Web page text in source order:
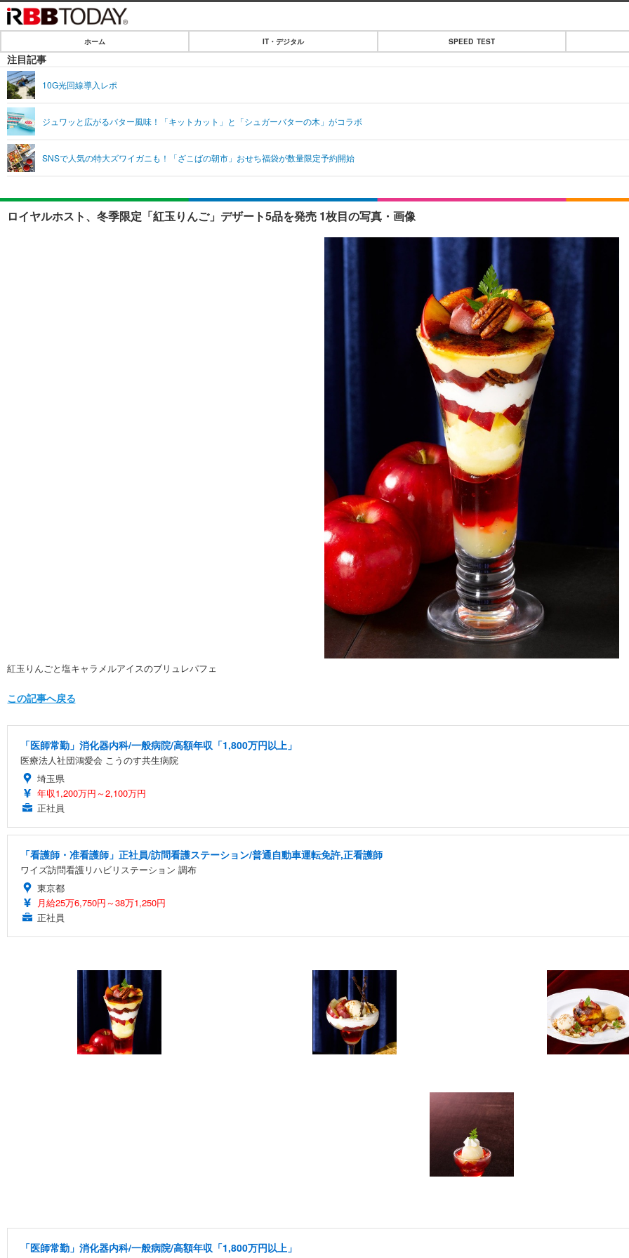
IT・デジタル
ショッピング
SPEED TEST
エンタメ
エンタメTOP
音楽
ライフ
ライフTOP
ペット
リリース一覧
ホーム IT・デジタル SPEED TEST
注目記事
10G光回線導入レポ
ジュワッと広がるバター風味！「キットカット」と「シュガーバターの木」がコラボ
SNSで人気の特大ズワイガニも！「ざこばの朝市」おせち福袋が数量限定予約開始
ロイヤルホスト、冬季限定「紅玉りんご」デザート5品を発売 1枚目の写真・画像
紅玉りんごと塩キャラメルアイスのブリュレパフェ
この記事へ戻る
「医師常勤」消化器内科/一般病院/高額年収「1,800万円以上」
医療法人社団鴻愛会 こうのす共生病院
埼玉県
年収1,200万円～2,100万円
正社員
「看護師・准看護師」正社員/訪問看護ステーション/普通自動車運転免許,正看護師
ワイズ訪問看護リハビリステーション 調布
東京都
月給25万6,750円～38万1,250円
正社員
「医師常勤」消化器内科/一般病院/高額年収「1,800万円以上」